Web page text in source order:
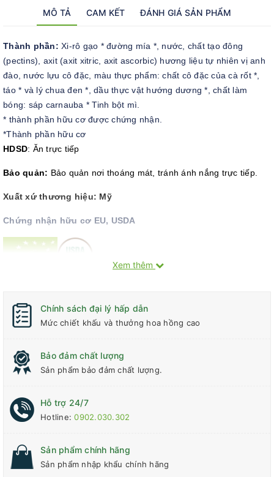
MÔ TẢ CAM KẾT ĐÁNH GIÁ SẢN PHẨM
Thành phần: Xi-rô gạo * đường mía *, nước, chất tạo đông
(pectins), axit (axit xitric, axit ascorbic) hương liệu tự nhiên vị anh
đào, nước lựu cô đặc, màu thực phẩm: chất cô đặc của cà rốt *,
táo * và lý chua đen *, dầu thực vật hướng dương *, chất làm
bóng: sáp carnauba * Tinh bột mì.
* thành phần hữu cơ được chứng nhận.
*Thành phần hữu cơ
HDSD: Ăn trực tiếp
Bảo quản: Bảo quản nơi thoáng mát, tránh ánh nắng trực tiếp.
Xuất xứ thương hiệu: Mỹ
Chứng nhận hữu cơ EU, USDA
Xem thêm
Chính sách đại lý hấp dẫn
Mức chiết khấu và thưởng hoa hồng cao
Bảo đảm chất lượng
Sản phẩm bảo đảm chất lượng.
Hỗ trợ 24/7
Hotline:0902.030.302
Sản phẩm chính hãng
Sản phẩm nhập khẩu chính hãng